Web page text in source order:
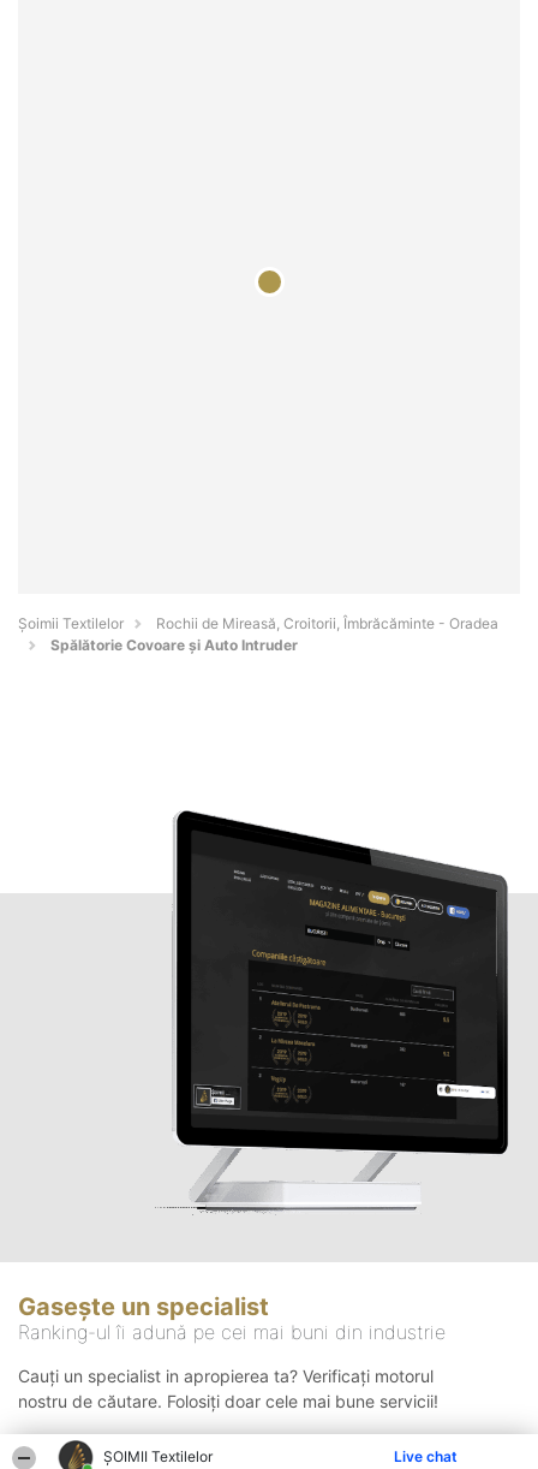
ȘOIMII Textilelor Live chat
Șoimii Textilelor
Rochii de Mireasă, Croitorii, Îmbrăcăminte - Oradea
Spălătorie Covoare și Auto Intruder
Gasește un specialist
Ranking-ul îi adună pe cei mai buni din industrie
Cauți un specialist in apropierea ta? Verificați motorul
nostru de căutare. Folosiți doar cele mai bune servicii!